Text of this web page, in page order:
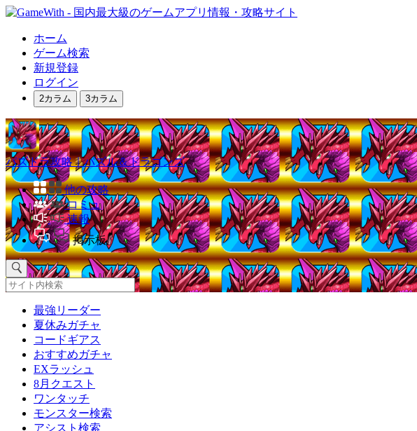
ホーム
ゲーム検索
新規登録
ログイン
2カラム 3カラム
パズドラ攻略｜パズル＆ドラゴンズ
他の攻略
コミュ
速報
掲示板
最強リーダー
夏休みガチャ
コードギアス
おすすめガチャ
EXラッシュ
8月クエスト
ワンタッチ
モンスター検索
アシスト検索